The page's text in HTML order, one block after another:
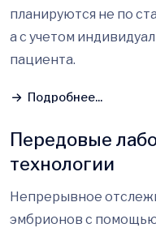
планируются не по
а с учетом
пациента.
Подробнее...
Передовые
технологии
Непрерывное
эмбрионов с